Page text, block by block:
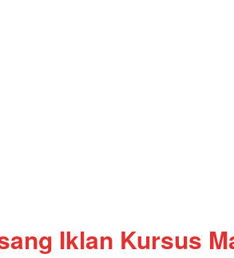
Iklan Kursus